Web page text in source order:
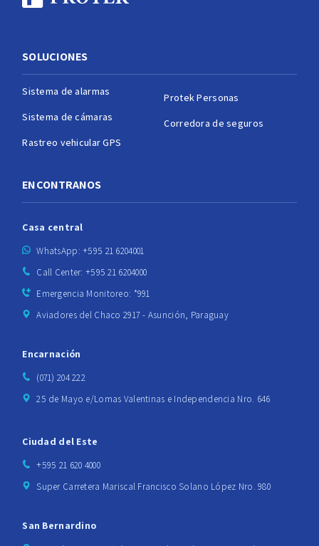
SOLUCIONES
Sistema de alarmas
Sistema de cámaras
Rastreo vehicular GPS
Protek Personas
Corredora de seguros
ENCONTRANOS
Casa central
WhatsApp: +595 21 6204001
Call Center: +595 21 6204000
Emergencia Monitoreo: *991
Aviadores del Chaco 2917 - Asunción, Paraguay
Encarnación
(071) 204 222
25 de Mayo e/Lomas Valentinas e Independencia Nro. 646
Ciudad del Este
+595 21 620 4000
Super Carretera Mariscal Francisco Solano López Nro. 980
San Bernardino